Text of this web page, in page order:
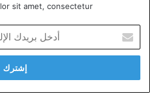
sit amet, consectetur.
خ
ب
ر